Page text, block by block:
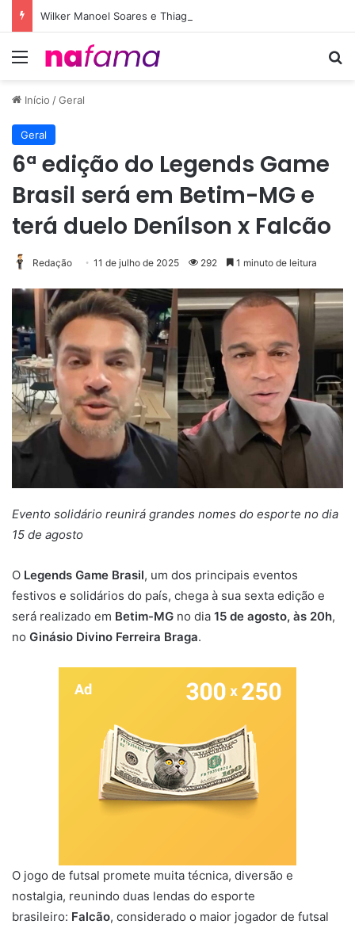
Menu
Início /Geral
Geral
6ª edição do Legends Game
Brasil será em Betim-MG e
terá duelo Denílson x Falcão
Redação 11 de julho de 2025 292 1 minuto de leitura
Evento solidário reunirá grandes nomes do esporte no dia
15 de agosto
O Legends Game Brasil, um dos principais eventos
festivos e solidários do país, chega à sua sexta edição e
será realizado em Betim-MG no dia 15 de agosto, às 20h,
no Ginásio Divino Ferreira Braga.
O jogo de futsal promete muita técnica, diversão e
nostalgia, reunindo duas lendas do esporte
brasileiro: Falcão, considerado o maior jogador de futsal